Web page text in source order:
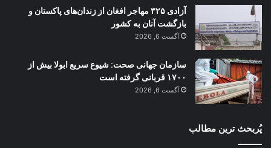
آزادی ۳۲۵ مهاجر افغان از زندان‌های پاکستان و
بازگشت آنان به کشور
آگست 6, 2026
سازمان جهانی صحت: شیوع سریع ابولا بیش از
۱۷۰۰ قربانی گرفته است
آگست 6, 2026
پُربحث ترین مطالب